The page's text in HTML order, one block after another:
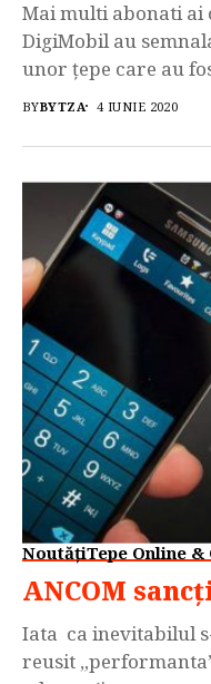
Mai multi abonati ai
DigiMobil au
unor țepe care au
companii care
utilizat de infractori
promovau in mod
BYBYTZA 4 IUNIE 2020
NoutățiTepe Online &
ANCOM
Iata ca inevitabilul
reusit